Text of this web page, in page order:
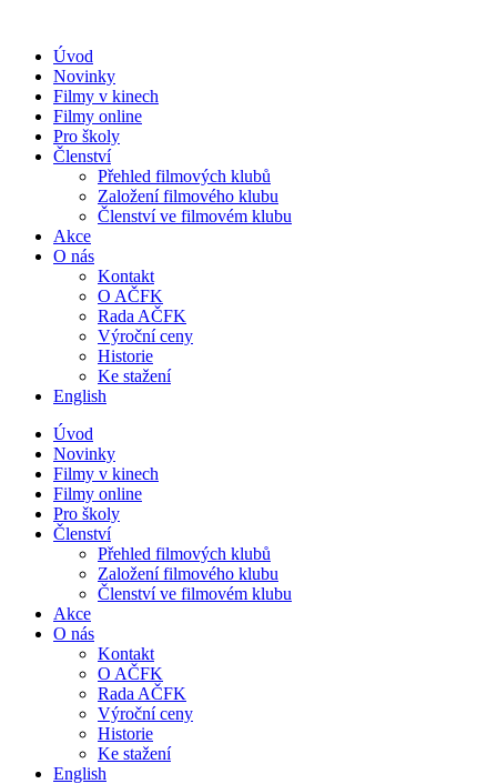
obsahuÚvod
Novinky
Filmy v kinech
Filmy online
Pro školy
Členství
Přehled filmových klubů
Založení filmového klubu
Členství ve filmovém klubu
Akce
O nás
Kontakt
O AČFK
Rada AČFK
Výroční ceny
Historie
Ke stažení
English
Úvod
Novinky
Filmy v kinech
Filmy online
Pro školy
Členství
Přehled filmových klubů
Založení filmového klubu
Členství ve filmovém klubu
Akce
O nás
Kontakt
O AČFK
Rada AČFK
Výroční ceny
Historie
Ke stažení
English